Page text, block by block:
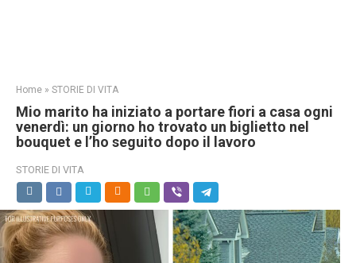
Home » STORIE DI VITA
Mio marito ha iniziato a portare fiori a casa ogni
venerdì: un giorno ho trovato un biglietto nel
bouquet e l’ho seguito dopo il lavoro
STORIE DI VITA